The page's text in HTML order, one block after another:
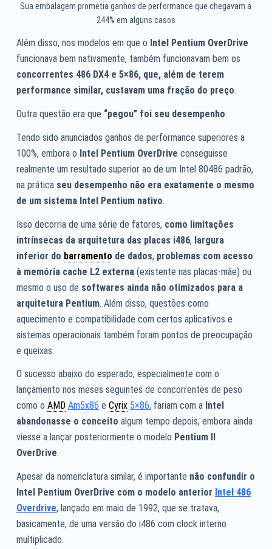
Sua embalagem prometia ganhos de performance que chegavam a
244% em alguns casos
Além disso, nos modelos em que o Intel Pentium OverDrive
funcionava bem nativamente, também funcionavam bem os
concorrentes 486 DX4 e 5×86, que, além de terem
performance similar, custavam uma fração do preço.
Outra questão era que “pegou” foi seu desempenho.
Tendo sido anunciados ganhos de performance superiores a
100%, embora o Intel Pentium OverDrive conseguisse
realmente um resultado superior ao de um Intel 80486 padrão,
na prática seu desempenho não era exatamente o mesmo
de um sistema Intel Pentium nativo.
Isso decorria de uma série de fatores, como limitações
intrínsecas da arquitetura das placas i486, largura
inferior do barramento de dados, problemas com acesso
à memória cache L2 externa(existente nas placas-mãe) ou
mesmo o uso de softwares ainda não otimizados para a
arquitetura Pentium. Além disso, questões como
aquecimento e compatibilidade com certos aplicativos e
sistemas operacionais também foram pontos de preocupação
e queixas.
O sucesso abaixo do esperado, especialmente com o
lançamento nos meses seguintes de concorrentes de peso
como o AMD Am5x86 e Cyrix 5×86, fariam com a Intel
abandonasse o conceito algum tempo depois, embora ainda
viesse a lançar posteriormente o modelo Pentium II
OverDrive.
Apesar da nomenclatura similar, é importante não confundir o
Intel Pentium OverDrive com o modelo anterior Intel 486
Overdrive, lançado em maio de 1992, que se tratava,
basicamente, de uma versão do i486 com clock interno
multiplicado.